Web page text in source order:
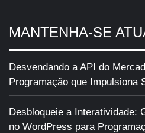
MANTENHA-SE
Desvendando a API do
Programação que Impulsiona
Desbloqueie a Interatividade:
no WordPress para